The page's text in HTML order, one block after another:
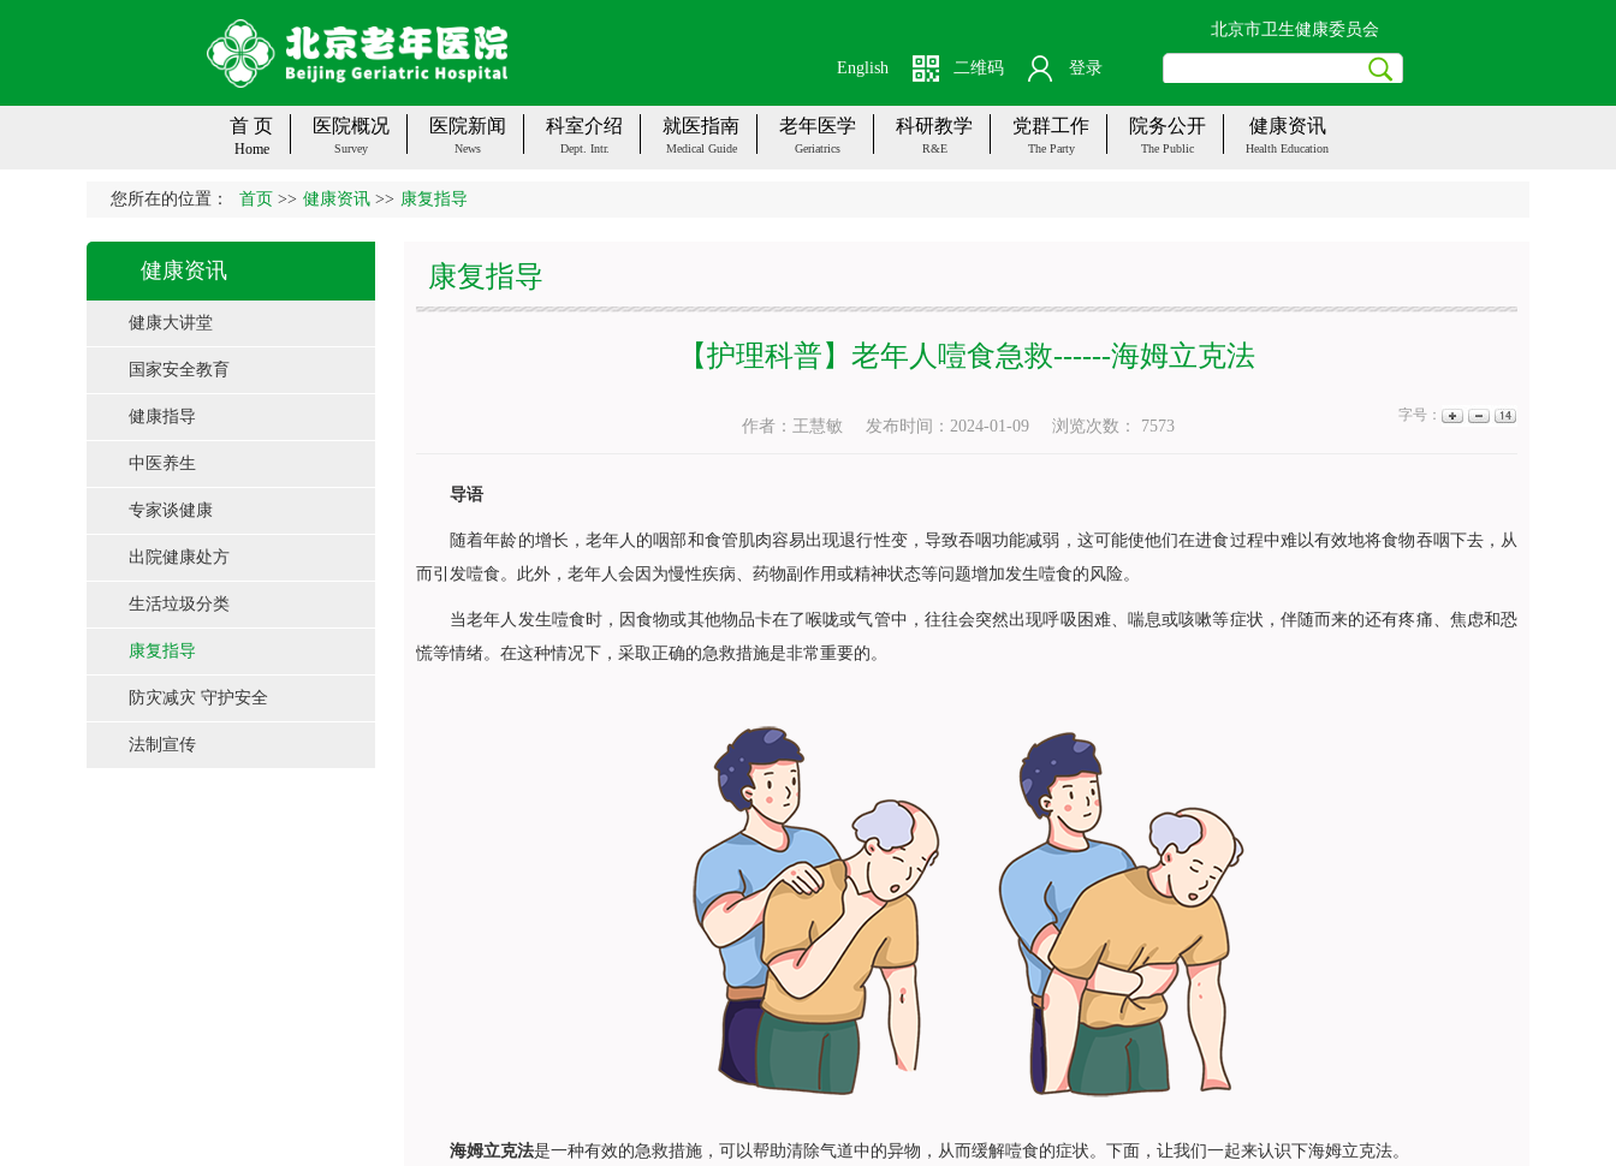
北京市卫生健康委员会
二维码 登录
English
首 页
Home
医院概况
Survey
医院新闻
News
科室介绍
Dept. Intr.
就医指南
Medical Guide
老年医学
Geriatrics
科研教学
R&E
党群工作
The Party
院务公开
The Public
健康资讯
Health Education
您所在的位置： 首页 >> 健康资讯 >> 康复指导
健康资讯
健康大讲堂
国家安全教育
健康指导
中医养生
专家谈健康
出院健康处方
生活垃圾分类
康复指导
防灾减灾 守护安全
法制宣传
康复指导
【护理科普】老年人噎食急救------海姆立克法
作者：王慧敏 发布时间：2024-01-09 浏览次数： 7573
字号：
导语
随着年龄的增长，老年人的咽部和食管肌肉容易出现退行性变，导致吞咽功能减弱，这可能使他们在进食过程中难以有效地将食物吞咽下去，从
而引发噎食。此外，老年人会因为慢性疾病、药物副作用或精神状态等问题增加发生噎食的风险。
当老年人发生噎食时，因食物或其他物品卡在了喉咙或气管中，往往会突然出现呼吸困难、喘息或咳嗽等症状，伴随而来的还有疼痛、焦虑和恐
慌等情绪。在这种情况下，采取正确的急救措施是非常重要的。
海姆立克法是一种有效的急救措施，可以帮助清除气道中的异物，从而缓解噎食的症状。下面，让我们一起来认识下海姆立克法。